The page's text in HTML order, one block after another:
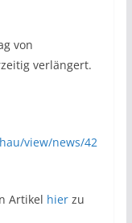
von
verlängert.
view/news/42
Artikel hierzu